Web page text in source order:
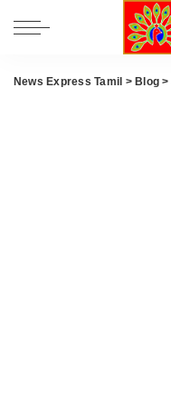
News Express Tamil > Blog >